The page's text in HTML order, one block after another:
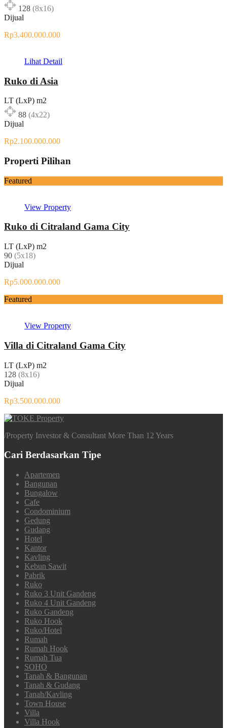
128 (8x16)
Dijual
Rp3.400.000.000
Lihat Detail
Ruko di Asia
LT (LxP) m2
88 (4x22)
Dijual
Rp2.100.000.000
Properti Pilihan
Featured
View Property
Ruko di Citraland Gama City
LT (LxP) m2
90 (5x18)
Dijual
Rp5.000.000.000
Featured
View Property
Villa di Citraland Gama City
LT (LxP) m2
128 (8x16)
Dijual
Rp3.500.000.000
/Property Investor & Consultant More Than 12 Years
Cari Berdasarkan Tipe
Apartemen
Bangunan
Bungalow
Cafe
Condominium
Gedung
Gudang
Hotel
Kantor
Kavling
Kebun Sawit
Pabrik
Ruko
Ruko 3 Unit Gandeng
Ruko 4 Unit Gandeng
Ruko Gandeng
Ruko Hook
Ruko/Hotel
Rumah
Rumah Hook
Rumah Tua
SOHO
Tanah & Bangunan
Tanah & Gudang
Tanah/Kavling
Town House
Villa
Villa Hook